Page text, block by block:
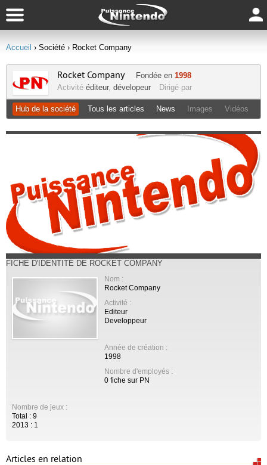
Accueil › Société › Rocket Company
Rocket Company Fondée en 1998
Activité éditeur, dévelopeur Dirigé par
Hub de la société Tous les articles News Images Vidéos
FICHE D'IDENTITÉ DE ROCKET COMPANY
Nom :
Rocket Company
Activité :
Editeur
Developpeur
Année de création :
1998
Nombre d'employés :
0 fiche sur PN
Nombre de jeux :
Total : 9
2013 : 1
Articles en relation